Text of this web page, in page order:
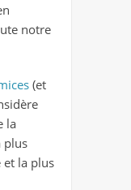
notre
(et
la
plus
et la plus